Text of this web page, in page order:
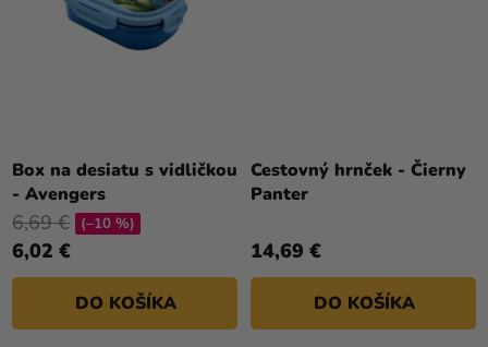
Box na desiatu s vidličkou
- Avengers
6,02 €
6,69 € (–10 %)
DO KOŠÍKA
Cestovný hrnček - Čierny
Panter
14,69 €
DO KOŠÍKA